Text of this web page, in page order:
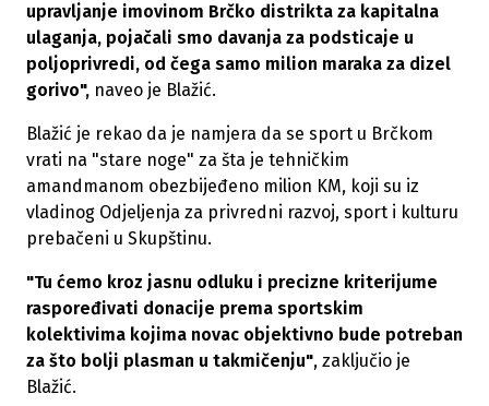
upravljanje imovinom Brčko distrikta za kapitalna
ulaganja, pojačali smo davanja za podsticaje u
poljoprivredi, od čega samo milion maraka za dizel
gorivo", naveo je Blažić.
Blažić je rekao da je namjera da se sport u Brčkom
vrati na "stare noge" za šta je tehničkim
amandmanom obezbijeđeno milion KM, koji su iz
vladinog Odjeljenja za privredni razvoj, sport i kulturu
prebačeni u Skupštinu.
"Tu ćemo kroz jasnu odluku i precizne kriterijume
raspoređivati donacije prema sportskim
kolektivima kojima novac objektivno bude potreban
za što bolji plasman u takmičenju", zaključio je
Blažić.